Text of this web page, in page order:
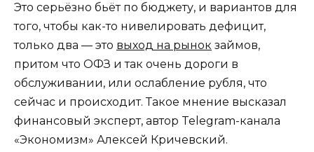
Это серьёзно бьёт по бюджету, и вариантов для
того, чтобы как-то нивелировать дефицит,
только два — это выход на рынок займов,
притом что ОФЗ и так очень дороги в
обслуживании, или ослабление рубля, что
сейчас и происходит. Такое мнение высказал
финансовый эксперт, автор Telegram-канала
«Экономизм» Алексей Кричевский.